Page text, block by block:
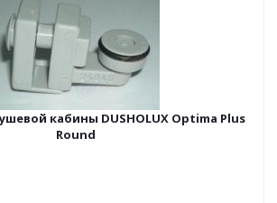
кабины DUSHOLUX Optima Plus
Round